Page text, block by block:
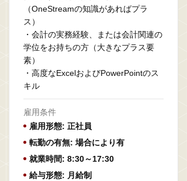
（OneStreamの知識があればプラ
ス）
・会計の実務経験、または会計関連の
学位をお持ちの方（大きなプラス要
素）
・高度なExcelおよびPowerPointのス
キル
雇用条件
雇用形態: 正社員
転勤の有無: 場合により有
就業時間: 8:30～17:30
給与形態: 月給制